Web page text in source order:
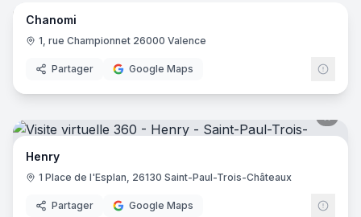
Chanomi
1, rue Championnet 26000 Valence
Partager Google Maps
Henry
1 Place de l'Esplan, 26130 Saint-Paul-Trois-Châteaux ‎
Partager Google Maps